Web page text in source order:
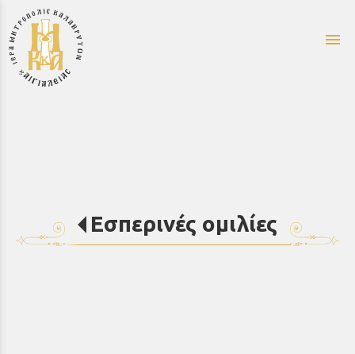
menu
Εσπερινές ομιλίες